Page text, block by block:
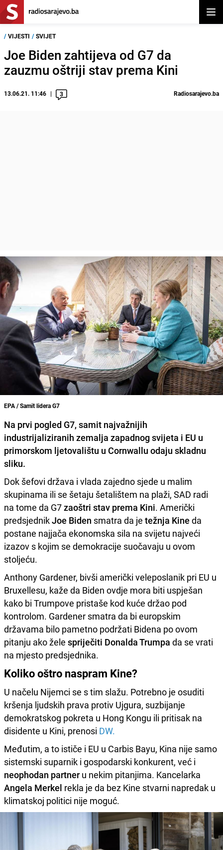
/ VIJESTI / SVIJET
Joe Biden zahtijeva od G7 da
zauzmu oštriji stav prema Kini
13.06.21. 11:46 3 Radiosarajevo.ba
EPA / Samit lidera G7
Na prvi pogled G7, samit najvažnijih
industrijaliziranih zemalja zapadnog svijeta i EU u
primorskom ljetovalištu u Cornwallu odaju skladnu
sliku.
Dok šefovi država i vlada zajedno sjede u malim
skupinama ili se šetaju šetalištem na plaži, SAD radi
na tome da G7zaoštri stav prema Kini. Američki
predsjednikJoe Biden smatra da je težnja Kine da
postane najjača ekonomska sila na svijetu najveći
izazov s kojim se demokracije suočavaju u ovom
stoljeću.
Anthony Gardener, bivši američki veleposlanik pri EU u
Bruxellesu, kaže da Biden ovdje mora biti uspješan
kako bi Trumpove pristaše kod kuće držao pod
kontrolom. Gardener smatra da bi europskim
državama bilo pametno podržati Bidena po ovom
pitanju ako žele spriječiti Donalda Trumpa da se vrati
na mjesto predsjednika.
Koliko oštro naspram Kine?
U načelu Nijemci se s tim slažu. Potrebno je osuditi
kršenja ljudskih prava protiv Ujgura, suzbijanje
demokratskog pokreta u Hong Kongu ili pritisak na
disidente u Kini, prenosi DW.
Međutim, a to ističe i EU u Carbis Bayu, Kina nije samo
sistemski suparnik i gospodarski konkurent, već i
neophodan partner u nekim pitanjima. Kancelarka
Angela Merkel rekla je da bez Kine stvarni napredak u
klimatskoj politici nije moguć.